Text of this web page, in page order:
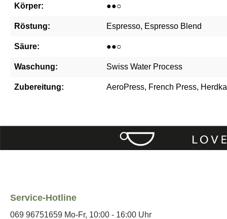
Körper: ●●○
Röstung: Espresso, Espresso Blend
Säure: ●●○
Waschung: Swiss Water Process
Zubereitung: AeroPress, French Press,
Service-Hotline
069 96751659 Mo-Fr, 10:00 - 16:00 Uhr